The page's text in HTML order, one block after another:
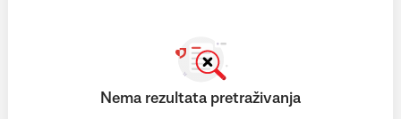
Nema rezultata pretraživanja